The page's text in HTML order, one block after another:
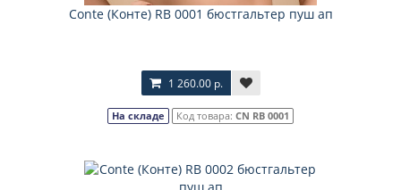
Соnte (Конте) RB 0001 бюстгальтер пуш ап
1 260.00 р.
На складе Код товара: CN RB 0001